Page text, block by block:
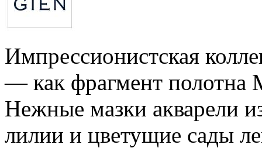
Импрессионистская
— как фрагмент полотна
Нежные мазки акварели
лилии и цветущие сады